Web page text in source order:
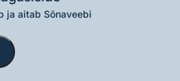
ja aitab Sõnaveebi